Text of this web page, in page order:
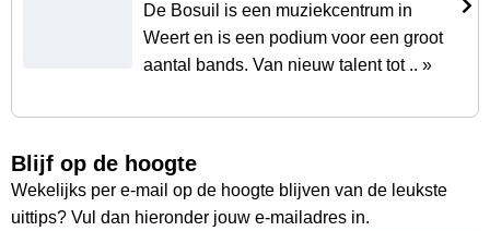
De Bosuil is een muziekcentrum in
Weert en is een podium voor een groot
aantal bands. Van nieuw talent tot .. »
Blijf op de hoogte
Wekelijks per e-mail op de hoogte blijven van de leukste
uittips? Vul dan hieronder jouw e-mailadres in.